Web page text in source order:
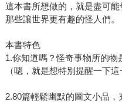
這本書所想做的，就是盡可
那些讓世界更有趣的怪人們。
本書特色
1.你知道嗎？怪奇事物所的物
（嗯，就是想特別提醒一下這
2.80篇輕鬆幽默的圖文小品，